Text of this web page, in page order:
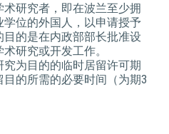
研究者，即在波兰至少拥
位的外国人，以申请授予
的是在内政部部长批准设
研究或开发工作。
为目的的临时居留许可期
的所需的必要时间（为期3